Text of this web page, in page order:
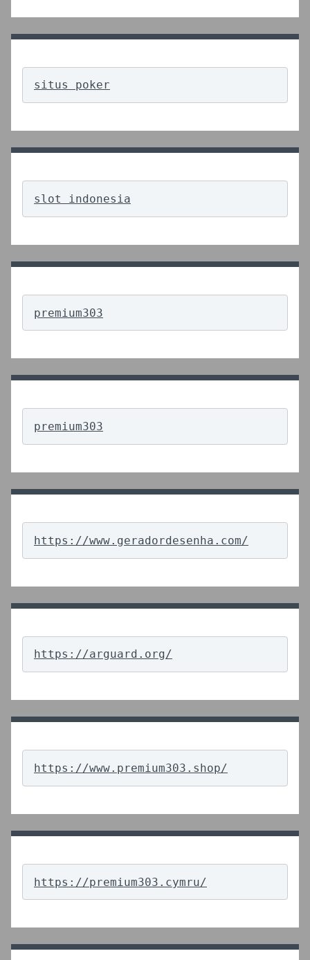
situs poker
slot indonesia
premium303
premium303
https://www.geradordesenha.com/
https://arguard.org/
https://www.premium303.shop/
https://premium303.cymru/